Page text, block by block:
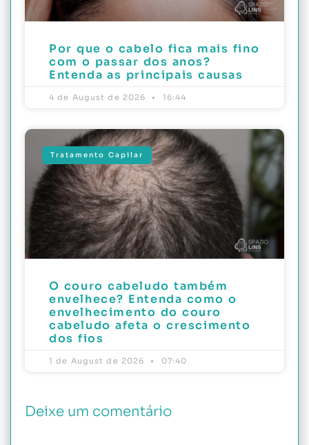
Por que o cabelo fica mais fino
com o passar dos anos?
Entenda as principais causas
4 de August de 2026 16:44
Tratamento Capilar
O couro cabeludo também
envelhece? Entenda como o
envelhecimento do couro
cabeludo afeta o crescimento
dos fios
1 de August de 2026 07:40
Deixe um comentário